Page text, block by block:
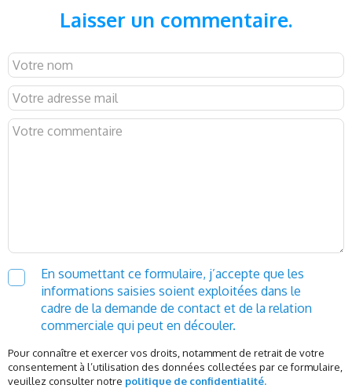
Laisser un commentaire.
En soumettant ce formulaire, j’accepte que les
informations saisies soient exploitées dans le
cadre de la demande de contact et de la relation
commerciale qui peut en découler.
Pour connaître et exercer vos droits, notamment de retrait de votre
consentement à l’utilisation des données collectées par ce formulaire,
veuillez consulter notre politique de confidentialité.